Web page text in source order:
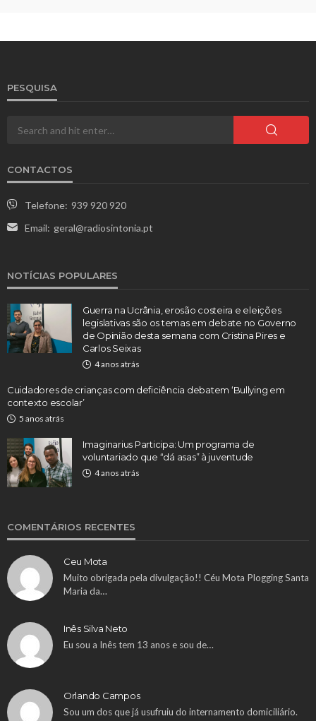
PESQUISA
CONTACTOS
Telefone: 939 920 920
Email: geral@radiosintonia.pt
NOTÍCIAS POPULARES
Guerra na Ucrânia, erosão costeira e eleições
legislativas são os temas em debate no Governo
de Opinião desta semana com Cristina Pires e
Carlos Seixas
4 anos atrás
Cuidadores de crianças com deficiência debatem ‘Bullying em
contexto escolar’
5 anos atrás
Imaginarius Participa: Um programa de
voluntariado que “dá asas” à juventude
4 anos atrás
COMENTÁRIOS RECENTES
Ceu Mota
Muito obrigada pela divulgação!! Céu Mota Plogging Santa
Maria da…
Inês Silva Neto
Eu sou a Inês tem 13 anos e sou de…
Orlando Campos
Sou um dos que já usufruiu do internamento domiciliário.